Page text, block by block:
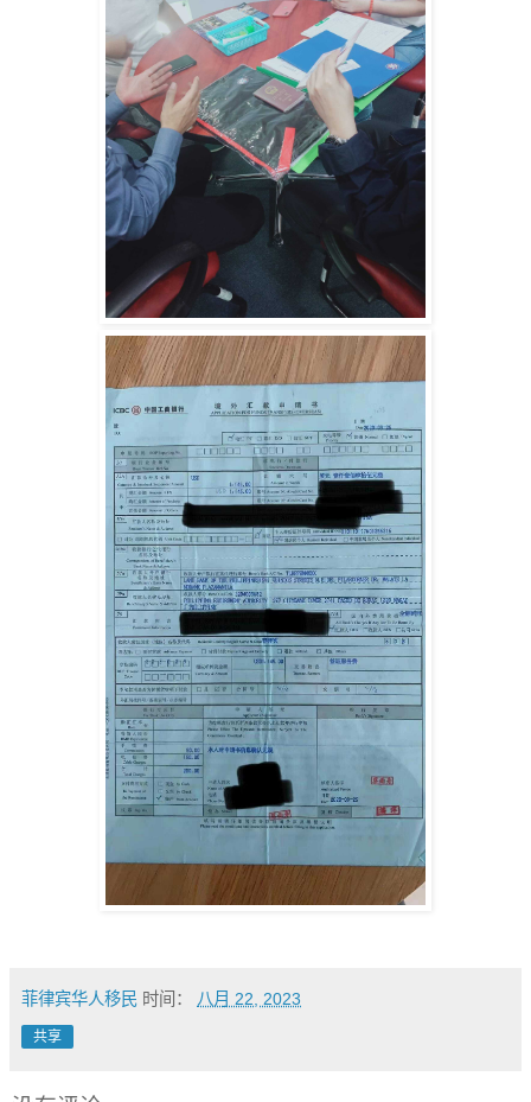
菲律宾华人移民 时间： 八月 22, 2023
共享